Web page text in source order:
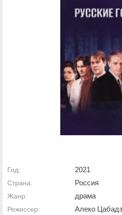
Год: 2021
Страна: Россия
Жанр: драма
Режиссер: Алеко